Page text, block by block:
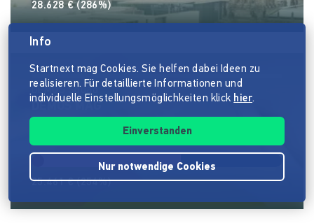
28.628 €(286%)
DEMOS Squad
Dein konstruktives & gemeinnütziges Printmagazin zur
25.461 €(254%)
Info
Startnext mag Cookies. Sie helfen dabei Ideen zu
realisieren. Für detaillierte Informationen und
individuelle Einstellungsmöglichkeiten klick hier.
Einverstanden
Nur notwendige Cookies